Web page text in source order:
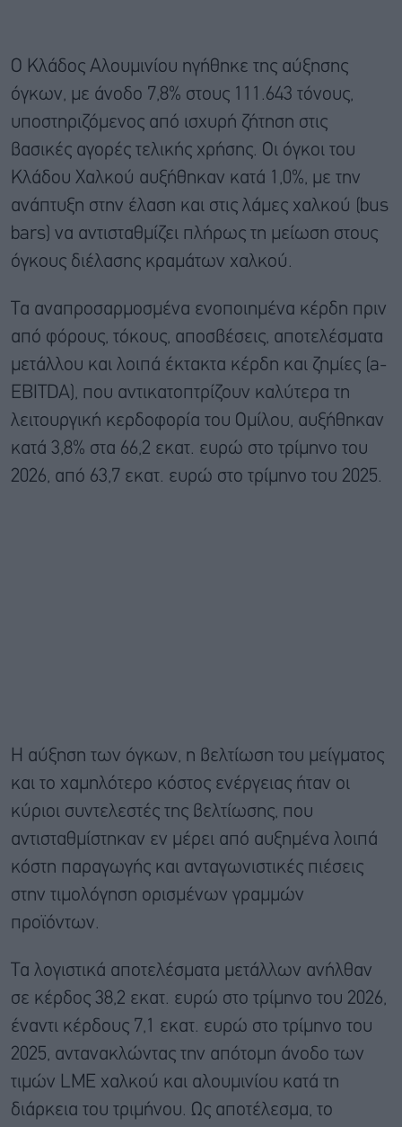
Ο Κλάδος Αλουμινίου ηγήθηκε της αύξησης
όγκων, με άνοδο 7,8% στους 111.643 τόνους,
υποστηριζόμενος από ισχυρή ζήτηση στις
βασικές αγορές τελικής χρήσης. Οι όγκοι του
Κλάδου Χαλκού αυξήθηκαν κατά 1,0%, με την
ανάπτυξη στην έλαση και στις λάμες χαλκού (bus
bars) να αντισταθμίζει πλήρως τη μείωση στους
όγκους διέλασης κραμάτων χαλκού.
Τα αναπροσαρμοσμένα ενοποιημένα κέρδη πριν
από φόρους, τόκους, αποσβέσεις, αποτελέσματα
μετάλλου και λοιπά έκτακτα κέρδη και ζημίες (a-
EBITDA), που αντικατοπτρίζουν καλύτερα τη
λειτουργική κερδοφορία του Ομίλου, αυξήθηκαν
κατά 3,8% στα 66,2 εκατ. ευρώ στο τρίμηνο του
2026, από 63,7 εκατ. ευρώ στο τρίμηνο του 2025.
Η αύξηση των όγκων, η βελτίωση του μείγματος
και το χαμηλότερο κόστος ενέργειας ήταν οι
κύριοι συντελεστές της βελτίωσης, που
αντισταθμίστηκαν εν μέρει από αυξημένα λοιπά
κόστη παραγωγής και ανταγωνιστικές πιέσεις
στην τιμολόγηση ορισμένων γραμμών
προϊόντων.
Τα λογιστικά αποτελέσματα μετάλλων ανήλθαν
σε κέρδος 38,2 εκατ. ευρώ στο τρίμηνο του 2026,
έναντι κέρδους 7,1 εκατ. ευρώ στο τρίμηνο του
2025, αντανακλώντας την απότομη άνοδο των
τιμών LME χαλκού και αλουμινίου κατά τη
διάρκεια του τριμήνου. Ως αποτέλεσμα, το